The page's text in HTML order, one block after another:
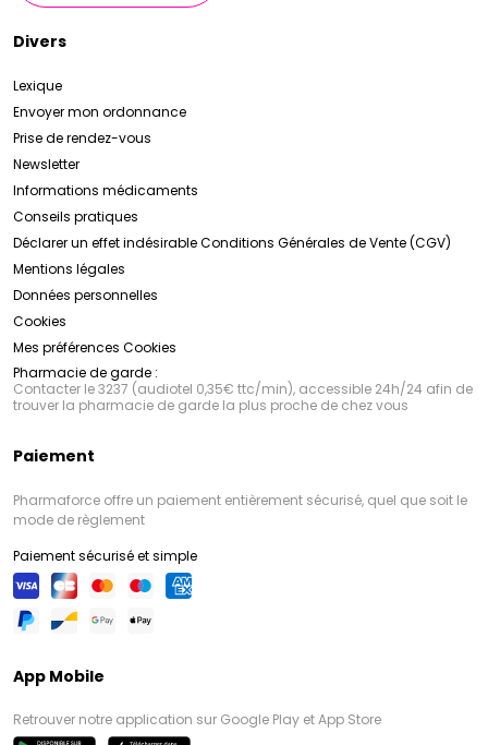
Divers
Lexique
Envoyer mon ordonnance
Prise de rendez-vous
Newsletter
Informations médicaments
Conseils pratiques
Déclarer un effet indésirableConditions Générales de Vente (CGV)
Mentions légales
Données personnelles
Cookies
Mes préférences Cookies
Pharmacie de garde :
Contacter le 3237 (audiotel 0,35€ ttc/min), accessible 24h/24 afin de
trouver la pharmacie de garde la plus proche de chez vous
Paiement
Pharmaforce offre un paiement entièrement sécurisé, quel que soit le
mode de règlement
Paiement sécurisé et simple
App Mobile
Retrouver notre application sur Google Play et App Store